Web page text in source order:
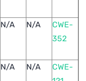
N/A N/A
CWE-
352
N/A N/A
CWE-